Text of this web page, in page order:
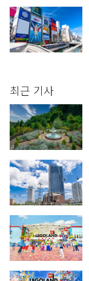
최근 기사